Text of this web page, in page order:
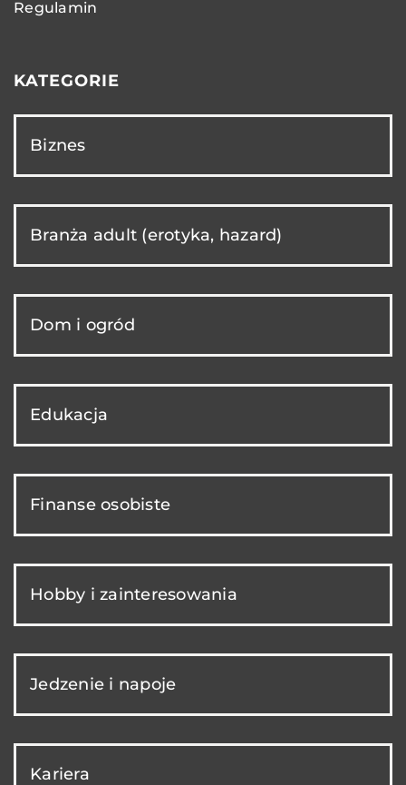
Regulamin
KATEGORIE
Biznes
Branża adult (erotyka, hazard)
Dom i ogród
Edukacja
Finanse osobiste
Hobby i zainteresowania
Jedzenie i napoje
Kariera